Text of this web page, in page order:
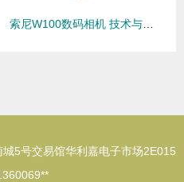
5号交易馆华利嘉电子市场2E015